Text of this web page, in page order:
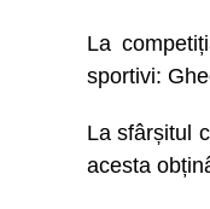
La
sportivi:
La sfârșitul
acesta